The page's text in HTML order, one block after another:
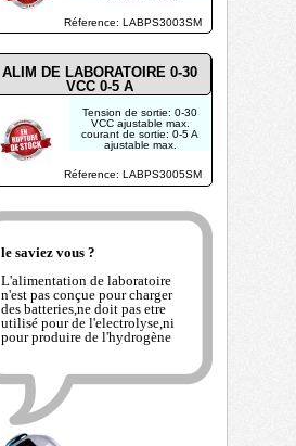
le saviez vous ?
L'alimentation de laboratoire
n'est pas conçue pour charger
des batteries,ne doit pas etre
utilisé pour de l'electrolyse,ni
pour produire de l'hydrogène
écran LCD de voltage
et de courant
Réference: LABPS3003SM
ALIM DE LABORATOIRE 0-30
VCC 0-5 A
Tension de sortie: 0-30
VCC ajustable max.
courant de sortie: 0-5 A
ajustable max.
écran LCD de voltage
et de courant
Réference: LABPS3005SM